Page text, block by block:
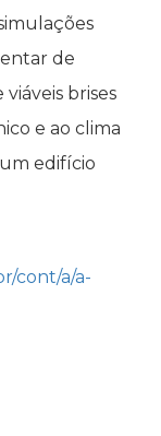
de
brises
e ao clima
edifício
cont/a/a-